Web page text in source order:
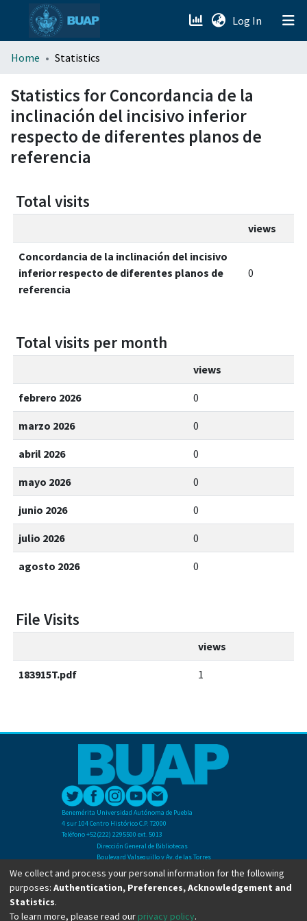
Log In (current)
menu.section.about_menu
All of DSpace
Home Statistics
Statistics for Concordancia de la
inclinación del incisivo inferior
respecto de diferentes planos de
referencia
Total visits
views
Concordancia de la inclinación del incisivo
inferior respecto de diferentes planos de
referencia
0
Total visits per month
views
febrero 2026 0
marzo 2026 0
abril 2026 0
mayo 2026 0
junio 2026 0
julio 2026 0
agosto 2026 0
File Visits
views
183915T.pdf 1
Benemérita Universidad Autónoma de Puebla
4 sur 104 Centro Histórico C.P. 72000
Teléfono +52(222) 2295500 ext. 5013
Dirección General de Bibliotecas
Boulevard Valsequillo y Av. de las Torres
Ciudad Universitaria. Col. San Manuel
C.P. 72570
Teléfono +52 (222) 2295500 Ext 2901
We collect and process your personal information for the following
purposes: Authentication, Preferences, Acknowledgement and
Statistics.
To learn more, please read our privacy policy.